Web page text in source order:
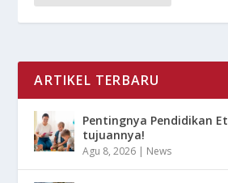
ARTIKEL TERBARU
Pentingnya Pendidikan
tujuannya!
Agu 8, 2026 | News